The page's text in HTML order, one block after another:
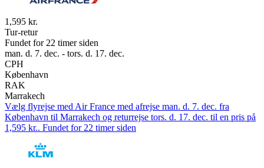
1,595 kr.
Tur-retur
Fundet for 22 timer siden
man. d. 7. dec. - tors. d. 17. dec.
CPH
København
RAK
Marrakech
Vælg flyrejse med Air France med afrejse man. d. 7. dec. fra
København til Marrakech og returrejse tors. d. 17. dec. til en pris på
1,595 kr.. Fundet for 22 timer siden